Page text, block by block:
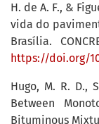
H. de A. F., &
vida do
Brasília.
https://doi.org/
Hugo, M. R. D.,
Between
Bituminous